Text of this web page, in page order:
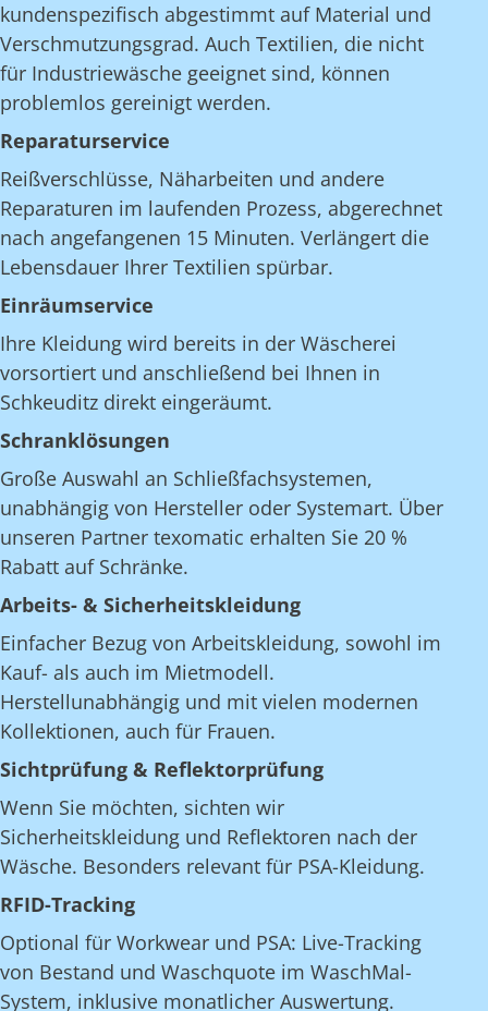
kundenspezifisch abgestimmt auf Material und
Verschmutzungsgrad. Auch Textilien, die nicht
für Industriewäsche geeignet sind, können
problemlos gereinigt werden.
Reparaturservice
Reißverschlüsse, Näharbeiten und andere
Reparaturen im laufenden Prozess, abgerechnet
nach angefangenen 15 Minuten. Verlängert die
Lebensdauer Ihrer Textilien spürbar.
Einräumservice
Ihre Kleidung wird bereits in der Wäscherei
vorsortiert und anschließend bei Ihnen in
Schkeuditz direkt eingeräumt.
Schranklösungen
Große Auswahl an Schließfachsystemen,
unabhängig von Hersteller oder Systemart. Über
unseren Partner texomatic erhalten Sie 20 %
Rabatt auf Schränke.
Arbeits- & Sicherheitskleidung
Einfacher Bezug von Arbeitskleidung, sowohl im
Kauf- als auch im Mietmodell.
Herstellunabhängig und mit vielen modernen
Kollektionen, auch für Frauen.
Sichtprüfung & Reflektorprüfung
Wenn Sie möchten, sichten wir
Sicherheitskleidung und Reflektoren nach der
Wäsche. Besonders relevant für PSA-Kleidung.
RFID-Tracking
Optional für Workwear und PSA: Live-Tracking
von Bestand und Waschquote im WaschMal-
System, inklusive monatlicher Auswertung.